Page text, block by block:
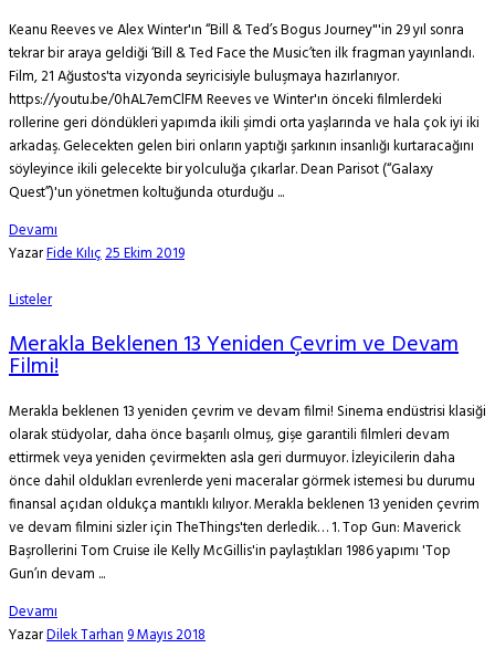
Keanu Reeves ve Alex Winter'ın “Bill & Ted’s Bogus Journey"'in 29 yıl sonra
tekrar bir araya geldiği ‘Bill & Ted Face the Music’ten ilk fragman yayınlandı.
Film, 21 Ağustos'ta vizyonda seyricisiyle buluşmaya hazırlanıyor.
https://youtu.be/0hAL7emClFM Reeves ve Winter'ın önceki filmlerdeki
rollerine geri döndükleri yapımda ikili şimdi orta yaşlarında ve hala çok iyi iki
arkadaş. Gelecekten gelen biri onların yaptığı şarkının insanlığı kurtaracağını
söyleyince ikili gelecekte bir yolculuğa çıkarlar. Dean Parisot (“Galaxy
Quest”)'un yönetmen koltuğunda oturduğu ...
Devamı
YazarFide Kılıç25 Ekim 2019
Listeler
Merakla Beklenen 13 Yeniden Çevrim ve Devam
Filmi!
Merakla beklenen 13 yeniden çevrim ve devam filmi! Sinema endüstrisi klasiği
olarak stüdyolar, daha önce başarılı olmuş, gişe garantili filmleri devam
ettirmek veya yeniden çevirmekten asla geri durmuyor. İzleyicilerin daha
önce dahil oldukları evrenlerde yeni maceralar görmek istemesi bu durumu
finansal açıdan oldukça mantıklı kılıyor. Merakla beklenen 13 yeniden çevrim
ve devam filmini sizler için TheThings'ten derledik… 1. Top Gun: Maverick
Başrollerini Tom Cruise ile Kelly McGillis'in paylaştıkları 1986 yapımı 'Top
Gun’ın devam ...
Devamı
YazarDilek Tarhan9 Mayıs 2018